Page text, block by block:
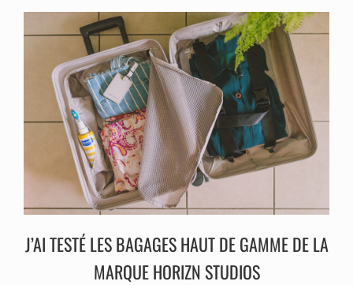
J’AI TESTÉ LES BAGAGES HAUT DE GAMME DE LA
MARQUE HORIZN STUDIOS